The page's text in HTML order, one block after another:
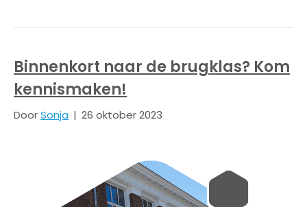
Binnenkort naar de brugklas? Kom
kennismaken!
DoorSonja | 26 oktober 2023